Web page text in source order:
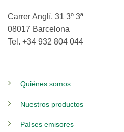
Carrer Anglí, 31 3º 3ª
08017 Barcelona
Tel. +34 932 804 044
Quiénes somos
Nuestros productos
Países emisores